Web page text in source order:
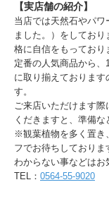
【実店舗の紹介】
当店では天然石やパ
ました。）をしてお
格に自信をもっており
定番の人気商品から
に取り揃えております
す。
ご来店いただけます
くだきますと、準備な
※観葉植物を多く置き
フでお待ちしておりま
わからない事などはお
TEL： 0564-55-9020